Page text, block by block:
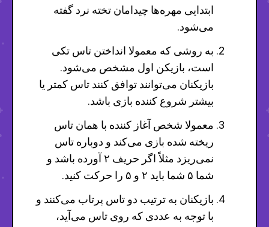
ابتدایی مهره‌ها چیدامان تخته نرد گفته
می‌شود.
به روشی که معمولا انداختن تاس تکی
است، بازیکن اول مشخص می‌شود.
بازیکنان می‌توانند توافق کنند تاس کمتر یا
بیشتر شروع کننده بازی باشد.
معمولا شخص آغاز کننده با همان تاس
ریخته شده بازی می‌کند و دوباره تاس
نمی‌ریزد مثلاً اگر حریف ۲ آورده باشد و
شما ۵ شما باید ۲ و ۵ را حرکت کنید.
بازیکنان به ترتیب دو تاس پرتاب می‌کنند و
با توجه به عددی که روی تاس می‌آید،